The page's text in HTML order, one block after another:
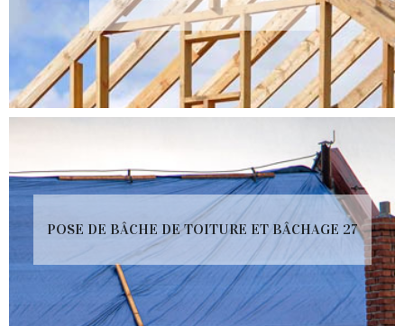
POSE DE BÂCHE DE TOITURE ET BÂCHAGE 27